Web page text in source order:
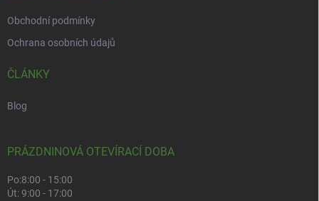
Obchodní podmínky
Ochrana osobních údajů
ČLÁNKY
Blog
PRÁZDNINOVÁ OTEVÍRACÍ DOBA
Po:8:00 - 15:00
Út:9:00 - 17:00